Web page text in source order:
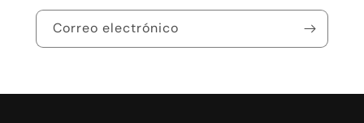
Correo electrónico